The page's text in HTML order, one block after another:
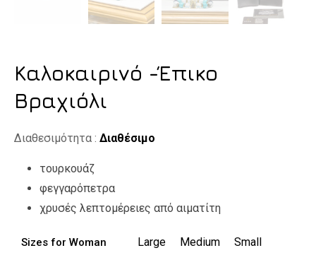
Καλοκαιρινό -Έπικο
Βραχιόλι
Διαθεσιμότητα : Διαθέσιμο
τουρκουάζ
φεγγαρόπετρα
χρυσές λεπτομέρειες από αιματίτη
Sizes for Woman Large Medium Small